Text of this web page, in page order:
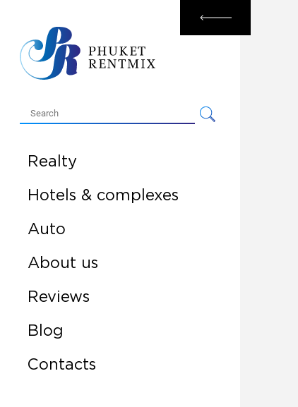
Realty
Hotels & complexes
Auto
About us
Reviews
Blog
Contacts